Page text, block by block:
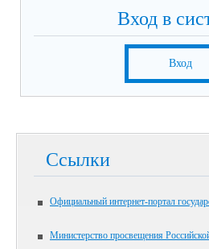
Вход в
Вход
Ссылки
Официальный интернет-портал
Министерство просвещения